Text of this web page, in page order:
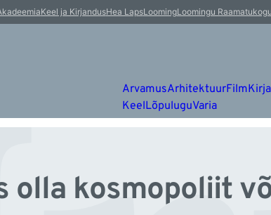
Keel ja KirjandusHea LapsLoomingLoomingu Raamatukogu
ArvamusArhitektuurFilm
KeelLõpuluguVaria
olla kosmopoliit